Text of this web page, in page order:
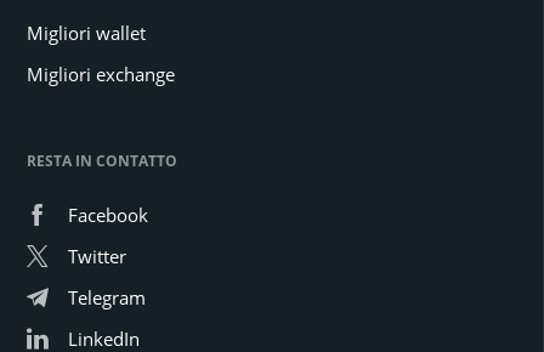
Migliori wallet
Migliori exchange
RESTA IN CONTATTO
Facebook
Twitter
Telegram
LinkedIn